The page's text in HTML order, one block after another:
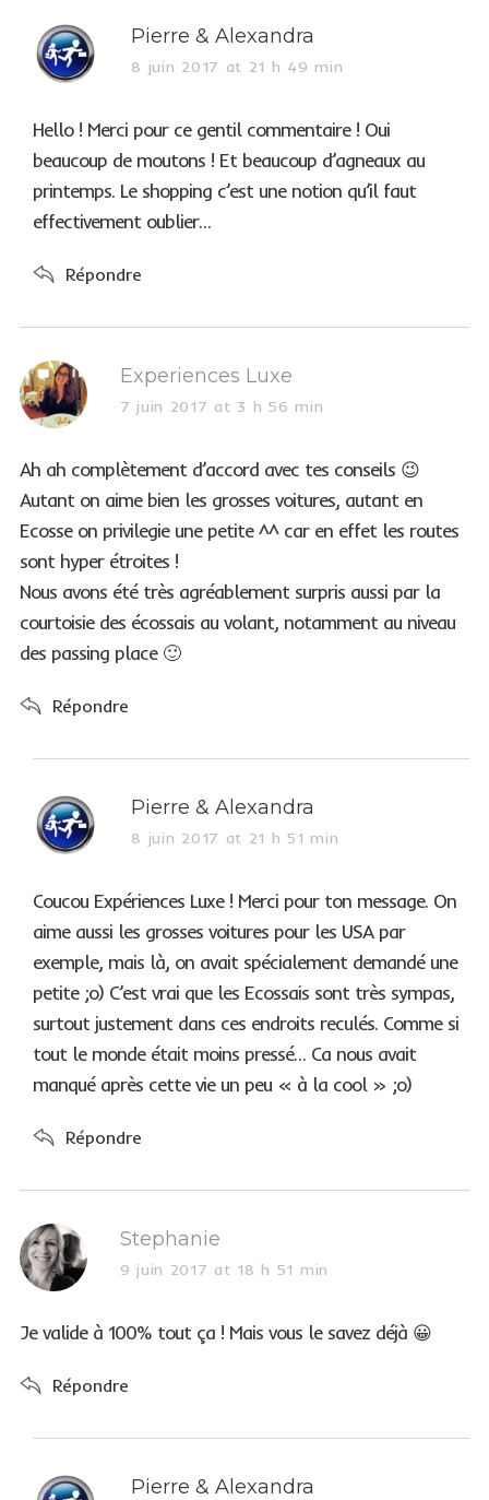
s
a
s
:
Pierre & Alexandra
8 juin 2017 at 21 h 49 min
Hello ! Merci pour ce gentil commentaire ! Oui
beaucoup de moutons ! Et beaucoup d’agneaux au
printemps. Le shopping c’est une notion qu’il faut
effectivement oublier…
Répondre
s
a
s
:
Experiences Luxe
7 juin 2017 at 3 h 56 min
Ah ah complètement d’accord avec tes conseils 😉
Autant on aime bien les grosses voitures, autant en
Ecosse on privilegie une petite ^^ car en effet les routes
sont hyper étroites !
Nous avons été très agréablement surpris aussi par la
courtoisie des écossais au volant, notamment au niveau
des passing place 🙂
Répondre
s
a
s
:
Pierre & Alexandra
8 juin 2017 at 21 h 51 min
Coucou Expériences Luxe ! Merci pour ton message. On
aime aussi les grosses voitures pour les USA par
exemple, mais là, on avait spécialement demandé une
petite ;o) C’est vrai que les Ecossais sont très sympas,
surtout justement dans ces endroits reculés. Comme si
tout le monde était moins pressé… Ca nous avait
manqué après cette vie un peu « à la cool » ;o)
Répondre
s
a
s
Stephanie
9 juin 2017 at 18 h 51 min
Je valide à 100% tout ça ! Mais vous le savez déjà 😀
Répondre
s
Pierre & Alexandra